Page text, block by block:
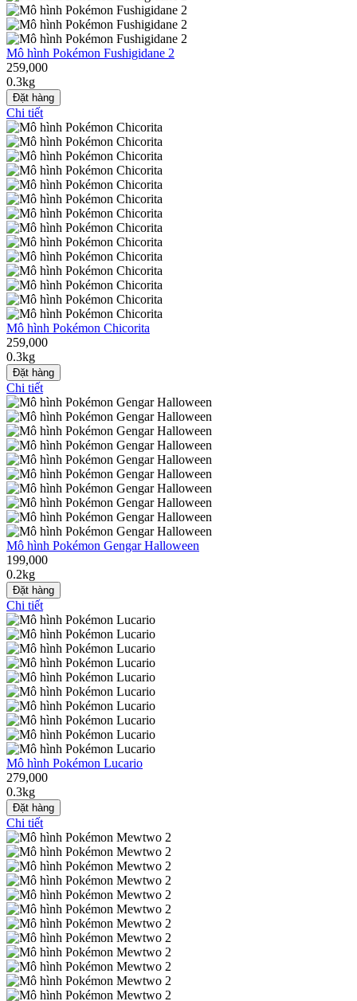
Mô hình Pokémon Fushigidane 2
259,000
0.3kg
Đặt hàng
Chi tiết
Mô hình Pokémon Chicorita
259,000
0.3kg
Đặt hàng
Chi tiết
Mô hình Pokémon Gengar Halloween
199,000
0.2kg
Đặt hàng
Chi tiết
Mô hình Pokémon Lucario
279,000
0.3kg
Đặt hàng
Chi tiết